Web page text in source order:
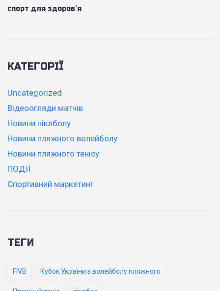
спорт для здоров’я
КАТЕГОРІЇ
Uncategorized
Відеоогляди матчів
Новини піклболу
Новини пляжного волейболу
Новини пляжного тенісу
ПОДІЇ
Спортивний маркетинг
ТЕГИ
FIVB Кубок України з волейболу пляжного